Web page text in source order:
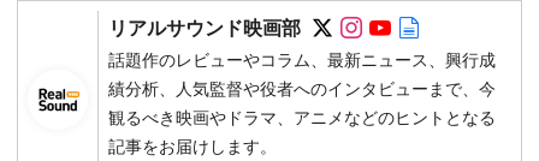
リアルサウンド映画部 Follow on SNS
Follow on SNS
Follow on
話題作のレビューやコラム、最新ニュース、興行成
績分析、人気監督や役者へのインタビューまで、今
観るべき映画やドラマ、アニメなどのヒントとなる
記事をお届けします。